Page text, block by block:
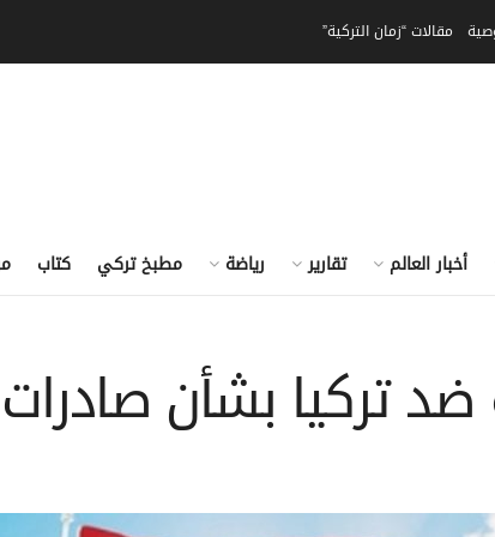
مقالات “زمان التركية”
أخبار العالم تقارير رياضة مطبخ تركي كتاب
تركيا بشأن